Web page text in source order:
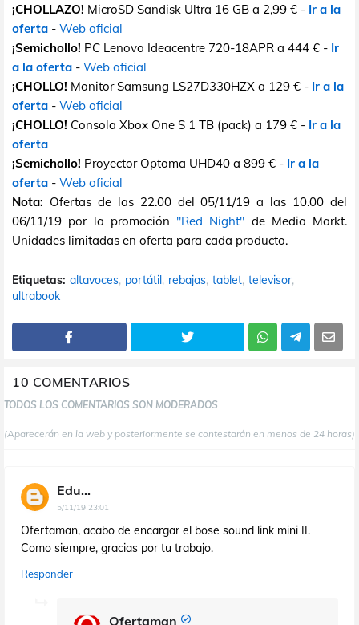
¡CHOLLAZO! MicroSD Sandisk Ultra 16 GB a 2,99 € - Ir a la
oferta - Web oficial
¡Semichollo! PC Lenovo Ideacentre 720-18APR a 444 € - Ir
a la oferta - Web oficial
¡CHOLLO! Monitor Samsung LS27D330HZX a 129 € - Ir a la
oferta - Web oficial
¡CHOLLO! Consola Xbox One S 1 TB (pack) a 179 € - Ir a la
oferta
¡Semichollo! Proyector Optoma UHD40 a 899 € - Ir a la
oferta - Web oficial
Nota: Ofertas de las 22.00 del 05/11/19 a las 10.00 del
06/11/19 por la promoción "Red Night" de Media Markt.
Unidades limitadas en oferta para cada producto.
Etiquetas: altavoces portátil rebajas tablet televisor
ultrabook
10 COMENTARIOS
TODOS LOS COMENTARIOS SON MODERADOS
(Aparecerán en la web y posteriormente se contestarán en menos de 24 horas)
Edu...
5/11/19 23:01
Ofertaman, acabo de encargar el bose sound link mini II.
Como siempre, gracias por tu trabajo.
Responder
Ofertaman